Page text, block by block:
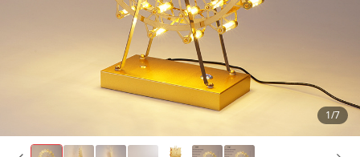
1/7